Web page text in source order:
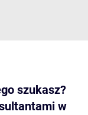
szukasz?
w